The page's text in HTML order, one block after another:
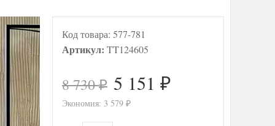
Код товара: 577-781
Артикул: TT124605
8 730₽ 5 151 ₽
Экономия: 3 579 ₽